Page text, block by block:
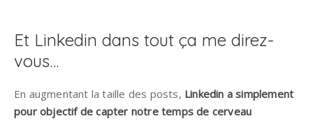
Et Linkedin dans tout ça me direz-
vous…
En augmentant la taille des posts, Linkedin a simplement
pour objectif de capter notre temps de cerveau